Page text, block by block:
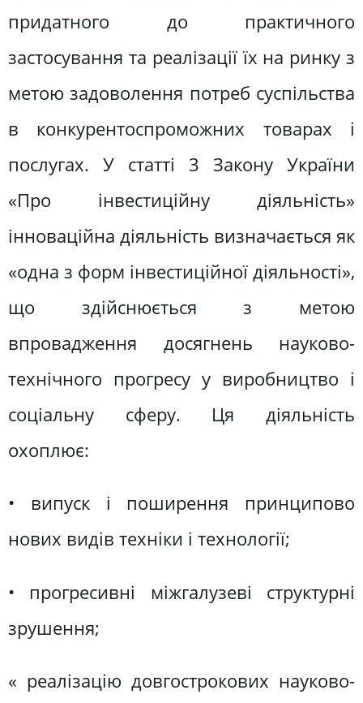
придатного до практичного
застосування та реалізації їх на ринку з
метою задоволення потреб суспільства
в конкурентоспроможних товарах і
послугах. У статті 3 Закону України
«Про інвестиційну діяльність»
інноваційна діяльність визначається як
«одна з форм інвестиційної діяльності»,
що здійснюється з метою
впровадження досягнень науково-
технічного прогресу у виробництво і
соціальну сферу. Ця діяльність
охоплює:
• випуск і поширення принципово
нових видів техніки і технології;
• прогресивні міжгалузеві структурні
зрушення;
« реалізацію довгострокових науково-